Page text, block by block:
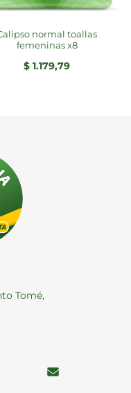
femeninas x8
$ 1.179,79
Tomé,